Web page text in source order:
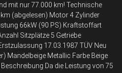
mit nur 77.000 km! Technische
(abgelesen) Motor 4 Zylinder
66kW (90 PS) Kraftstoffart
Sitzplätze 5 Getriebe
17.03.1987 TÜV Neu
Mandelbeige Metallic Farbe Beige
Da die Leistung von 75